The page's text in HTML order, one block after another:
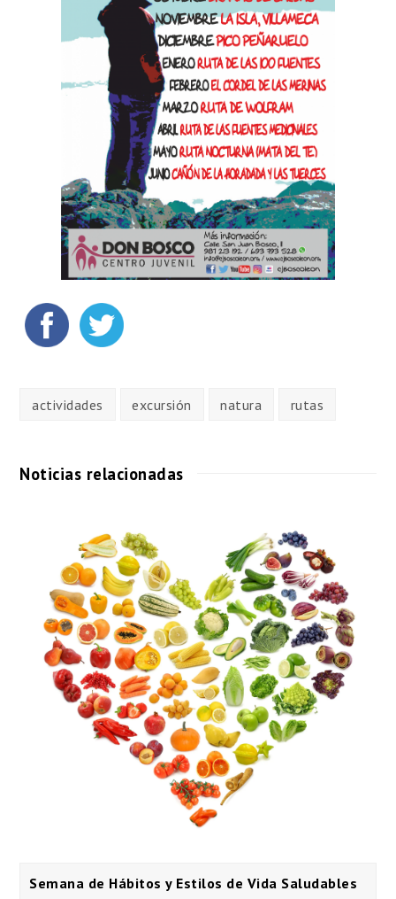
actividades excursión natura rutas
Noticias relacionadas
Semana de Hábitos y Estilos de Vida Saludables